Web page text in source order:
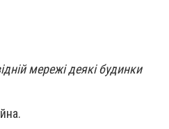
мережі деякі будинки